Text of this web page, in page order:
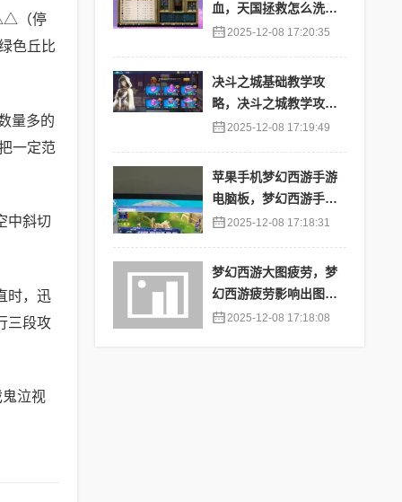
（停
色丘比
量多的
一定范
中斜切
时，迅
三段攻
泣视
血，天国拯救怎么洗衣
服 2025-12-08 17:20:35
决斗之城基础教学攻
略，决斗之城教学攻略2
1112025-12-08 17:19:49
苹果手机梦幻西游手游
电脑板，梦幻西游手游
苹果端怎么在电脑上登
2025-12-08 17:18:31
梦幻西游大图疲劳，梦
幻西游疲劳影响出图率
吗 2025-12-08 17:18:08